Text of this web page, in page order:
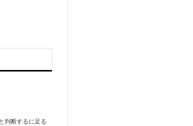
判断するに足る